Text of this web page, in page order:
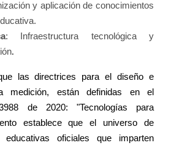
y aplicación de conocimientos
: Infraestructura tecnológica y
.
las directrices para el diseño e
medición, están definidas en el
de 2020: "Tecnologías para
establece que el universo de
oficiales que imparten